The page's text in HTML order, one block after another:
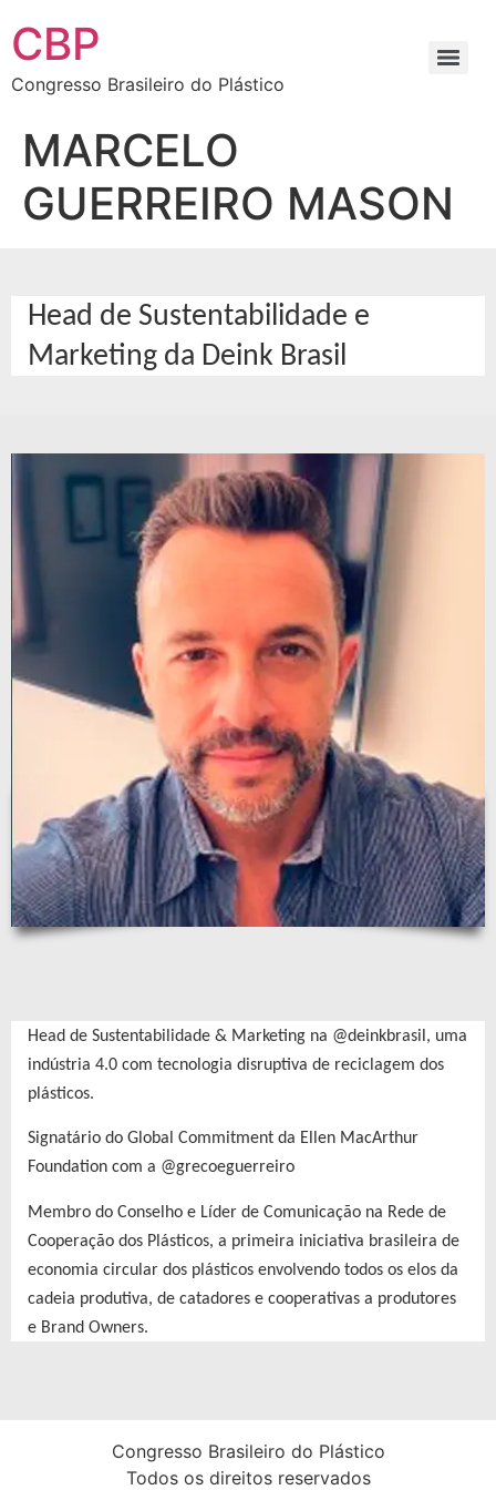
CBP
Congresso Brasileiro do Plástico
MARCELO
GUERREIRO MASON
Head de Sustentabilidade e
Marketing da Deink Brasil
Head de Sustentabilidade & Marketing na @deinkbrasil, uma
indústria 4.0 com tecnologia disruptiva de reciclagem dos
plásticos.
Signatário do Global Commitment da Ellen MacArthur
Foundation com a @grecoeguerreiro
Membro do Conselho e Líder de Comunicação na Rede de
Cooperação dos Plásticos, a primeira iniciativa brasileira de
economia circular dos plásticos envolvendo todos os elos da
cadeia produtiva, de catadores e cooperativas a produtores
e Brand Owners.
Congresso Brasileiro do Plástico
Todos os direitos reservados